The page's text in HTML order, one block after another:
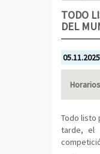
TODO
DEL
05.11.2025
Todo listo
tarde, el